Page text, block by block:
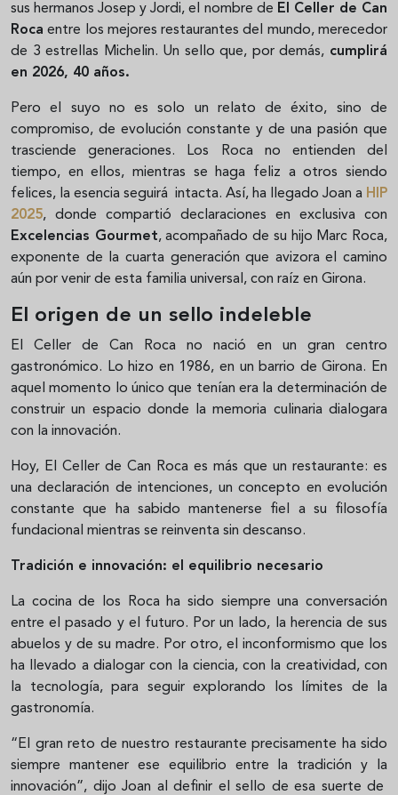
sus hermanos Josep y Jordi, el nombre de El Celler de Can
Roca entre los mejores restaurantes del mundo, merecedor
de 3 estrellas Michelin. Un sello que, por demás, cumplirá
en 2026, 40 años.
Pero el suyo no es solo un relato de éxito, sino de
compromiso, de evolución constante y de una pasión que
trasciende generaciones. Los Roca no entienden del
tiempo, en ellos, mientras se haga feliz a otros siendo
felices, la esencia seguirá intacta. Así, ha llegado Joan a HIP
2025, donde compartió declaraciones en exclusiva con
Excelencias Gourmet, acompañado de su hijo Marc Roca,
exponente de la cuarta generación que avizora el camino
aún por venir de esta familia universal, con raíz en Girona.
El origen de un sello indeleble
El Celler de Can Roca no nació en un gran centro
gastronómico. Lo hizo en 1986, en un barrio de Girona. En
aquel momento lo único que tenían era la determinación de
construir un espacio donde la memoria culinaria dialogara
con la innovación.
Hoy, El Celler de Can Roca es más que un restaurante: es
una declaración de intenciones, un concepto en evolución
constante que ha sabido mantenerse fiel a su filosofía
fundacional mientras se reinventa sin descanso.
Tradición e innovación: el equilibrio necesario
La cocina de los Roca ha sido siempre una conversación
entre el pasado y el futuro. Por un lado, la herencia de sus
abuelos y de su madre. Por otro, el inconformismo que los
ha llevado a dialogar con la ciencia, con la creatividad, con
la tecnología, para seguir explorando los límites de la
gastronomía.
“El gran reto de nuestro restaurante precisamente ha sido
siempre mantener ese equilibrio entre la tradición y la
innovación”, dijo Joan al definir el sello de esa suerte de